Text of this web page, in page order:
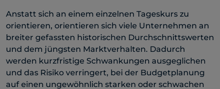
Anstatt sich an einem einzelnen Tageskurs zu
orientieren, orientieren sich viele Unternehmen an
breiter gefassten historischen Durchschnittswerten
und dem jüngsten Marktverhalten. Dadurch
werden kurzfristige Schwankungen ausgeglichen
und das Risiko verringert, bei der Budgetplanung
auf einen ungewöhnlich starken oder schwachen